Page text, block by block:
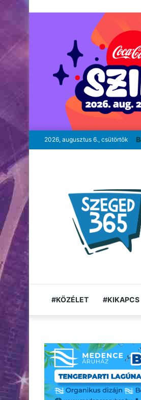
2026, augusztus 6., csütörtök
#KÖZÉLET #KIKAPCS